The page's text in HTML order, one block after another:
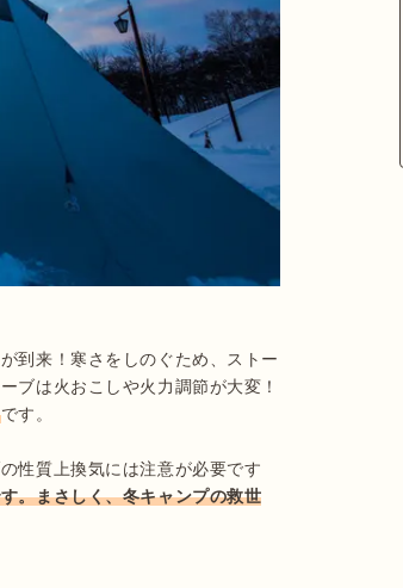
到来！寒さをしのぐため、ストー
ブは火おこしや火力調節が大変！
です。
性質上換気には注意が必要です
。まさしく、冬キャンプの救世